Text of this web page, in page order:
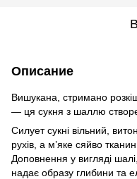
Описание
Вишукана, стримано
— ця сукня з шаллю
Силует сукні вільний,
рухів, а м’яке сяйво
Доповнення у вигляді
надає образу глибини та